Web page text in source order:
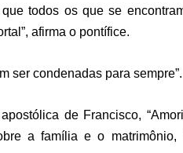
todos os que se
afirma o pontífice.
ser condenadas para sempre”.
de Francisco,
a família e o matrimônio,